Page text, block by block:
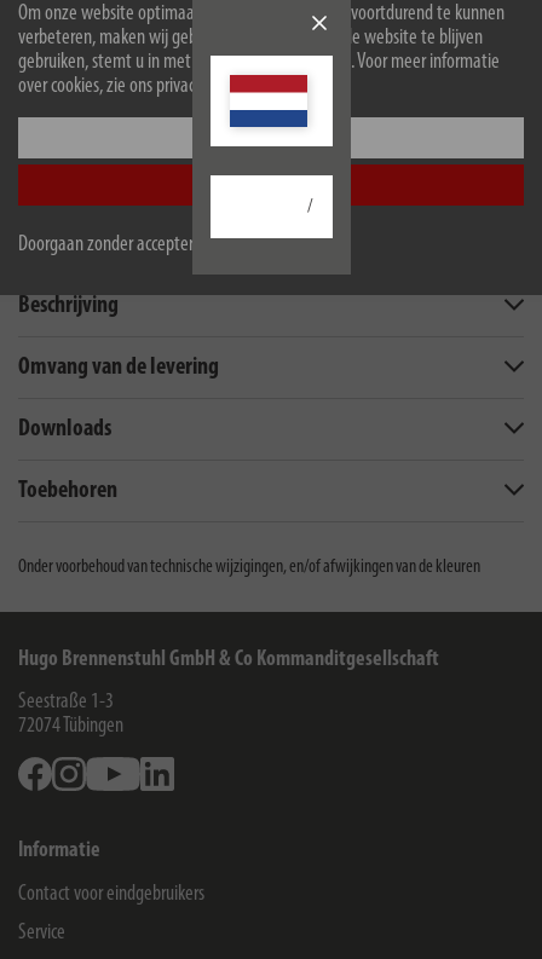
Om onze website optimaal voor u in te richten en voortdurend te kunnen
verbeteren, maken wij gebruik van cookies. Door de website te blijven
gebruiken, stemt u in met het gebruik van cookies. Voor meer informatie
over cookies, zie ons privacybeleid.
Doorgaan zonder accepteren
/
lichtring (2160lm) is geschikt als perfect omgevingslicht
LED-handlamp incl. 4 Brennenstuhl interface-adapters voor Bosch
Professional, Dewalt, Makita, Metabo CAS en Milwaukee - adapters
voor de andere merken afzonderlijk verkrijgbaar - Brennenstuhl maakt
deel uit van AMPShare - Powered by Bosch Professional
Beschrijving
Omvang van de levering
Downloads
Toebehoren
Onder voorbehoud van technische wijzigingen, en/of afwijkingen van de kleuren
Hugo Brennenstuhl GmbH & Co Kommanditgesellschaft
Seestraße 1-3
72074 Tübingen
FacebookInstagramYoutube
Informatie
Contact voor eindgebruikers
Service